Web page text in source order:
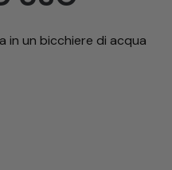
in un bicchiere di acqua